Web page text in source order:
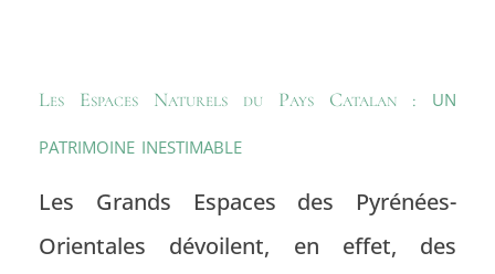
Les Espaces Naturels du Pays Catalan : un
patrimoine inestimable
Les Grands Espaces des Pyrénées-
Orientales dévoilent, en effet, des